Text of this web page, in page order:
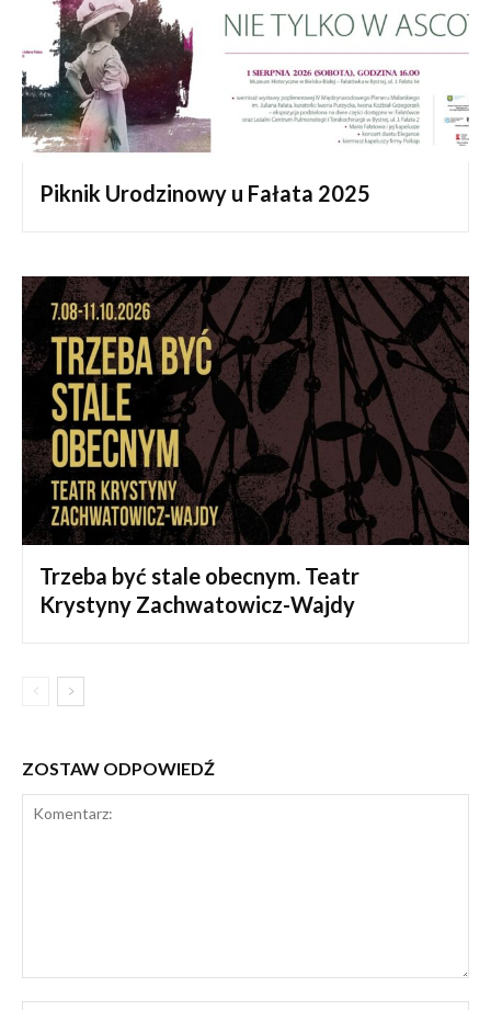
Piknik Urodzinowy u Fałata 2025
Trzeba być stale obecnym. Teatr
Krystyny Zachwatowicz-Wajdy
ZOSTAW ODPOWIEDŹ